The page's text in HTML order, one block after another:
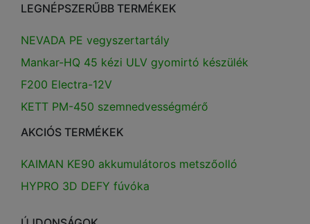
LEGNÉPSZERŰBB TERMÉKEK
NEVADA PE vegyszertartály
Mankar-HQ 45 kézi ULV gyomirtó készülék
F200 Electra-12V
KETT PM-450 szemnedvességmérő
AKCIÓS TERMÉKEK
KAIMAN KE90 akkumulátoros metszőolló
HYPRO 3D DEFY fúvóka